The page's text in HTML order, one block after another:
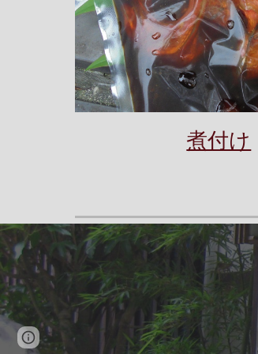
煮付け
Page
Google Sites Report abuse